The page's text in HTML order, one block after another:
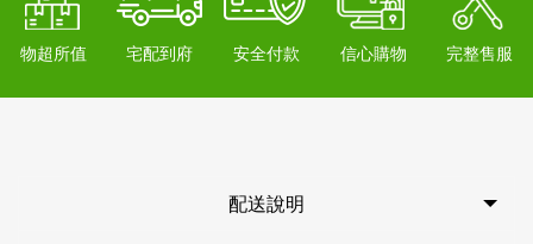
物超所值 宅配到府 安全付款 信心購物 完整售服
配送說明